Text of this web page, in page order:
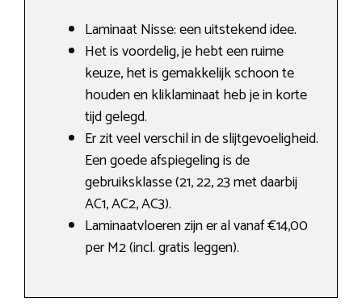
Laminaat Nisse: een uitstekend idee.
Het is voordelig, je hebt een ruime
keuze, het is gemakkelijk schoon te
houden en kliklaminaat heb je in korte
tijd gelegd.
Er zit veel verschil in de slijtgevoeligheid.
Een goede afspiegeling is de
gebruiksklasse (21, 22, 23 met daarbij
AC1, AC2, AC3).
Laminaatvloeren zijn er al vanaf €14,00
per M2 (incl. gratis leggen).